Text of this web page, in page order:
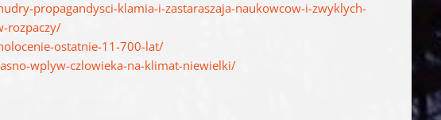
propagandysci-klamia-i-zastaraszaja-naukowcow-i-zwyklych-
rozpaczy/
ostatnie-11-700-lat/
wplyw-czlowieka-na-klimat-niewielki/